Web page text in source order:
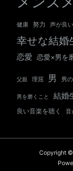
健康 努力 声が良い
幸せな結婚
恋愛 恋愛×男を
父親 理屈 男 男
男を磨くこと 結婚
良い音楽を聴く 音
Copyright ©